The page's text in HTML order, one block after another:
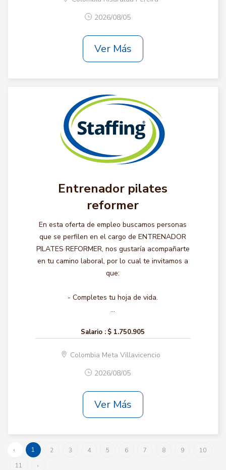
2026/08/05
Ver Más
Entrenador pilates
reformer
En esta oferta de empleo buscamos personas
que se perfilen en el cargo de ENTRENADOR
PILATES REFORMER, nos gustaría acompañarte
en tu camino laboral, por lo cual te invitamos a
que:
- Completes tu hoja de vida.
...
Salario : $ 1.750.905
Colombia Meta Villavicencio
2026/08/05
Ver Más
‹ 1 2 3 4 5 6 7 8 9
10
11
›